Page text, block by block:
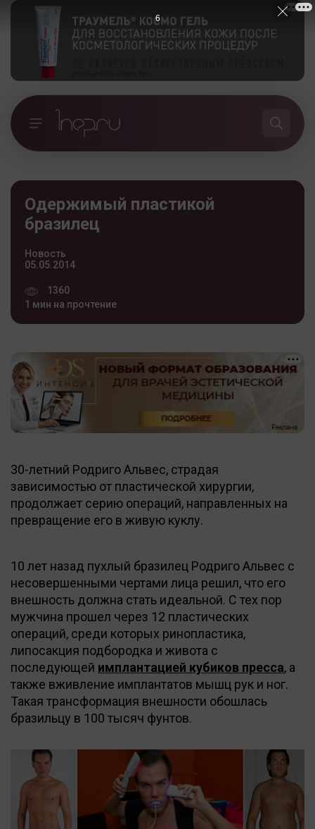
Одержимый пластикой
бразилец
Новость
05.05.2014
1360
1 мин на прочтение
30-летний Родриго Альвес, страдая
зависимостью от пластической хирургии,
продолжает серию операций, направленных на
превращение его в живую куклу.
10 лет назад пухлый бразилец Родриго Альвес с
несовершенными чертами лица решил, что его
внешность должна стать идеальной. С тех пор
мужчина прошел через 12 пластических
операций, среди которых ринопластика,
липосакция подбородка и живота с
последующей имплантацией кубиков пресса, а
также вживление имплантатов мышц рук и ног.
Такая трансформация внешности обошлась
бразильцу в 100 тысяч фунтов.
5